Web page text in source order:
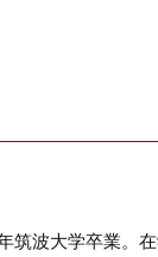
波大学卒業。